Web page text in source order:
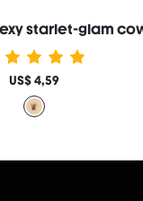
starlet-glam
US$ 4,59